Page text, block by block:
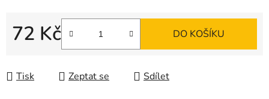
72 Kč
Měrná cena:
DO KOŠÍKU
Tisk Zeptat se Sdílet